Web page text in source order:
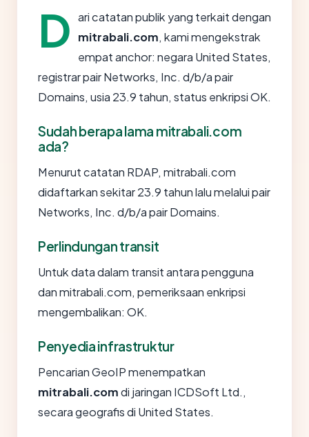
D ari catatan publik yang terkait dengan
mitrabali.com, kami mengekstrak
empat anchor: negara United States,
registrar pair Networks, Inc. d/b/a pair
Domains, usia 23.9 tahun, status enkripsi OK.
Sudah berapa lama mitrabali.com
ada?
Menurut catatan RDAP, mitrabali.com
didaftarkan sekitar 23.9 tahun lalu melalui pair
Networks, Inc. d/b/a pair Domains.
Perlindungan transit
Untuk data dalam transit antara pengguna
dan mitrabali.com, pemeriksaan enkripsi
mengembalikan: OK.
Penyedia infrastruktur
Pencarian GeoIP menempatkan
mitrabali.comdi jaringan ICDSoft Ltd.,
secara geografis di United States.